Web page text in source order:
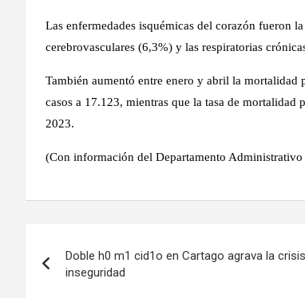
Las enfermedades isquémicas del corazón fueron
cerebrovasculares (6,3%) y las respiratorias
También aumentó entre enero y abril la mortalidad
casos a 17.123, mientras que la tasa de
2023.
(Con información del Departamento
de
Doble h0 m1 cid1o en Cartago agrava la
inseguridad